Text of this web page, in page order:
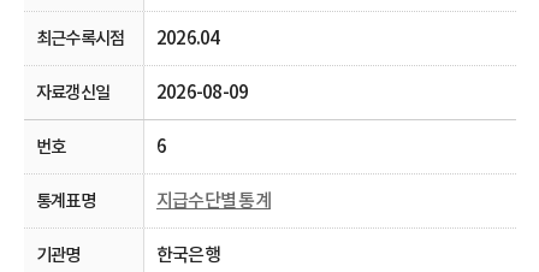
2026.04
2026-08-09
6
지급수단별 통계
한국은행